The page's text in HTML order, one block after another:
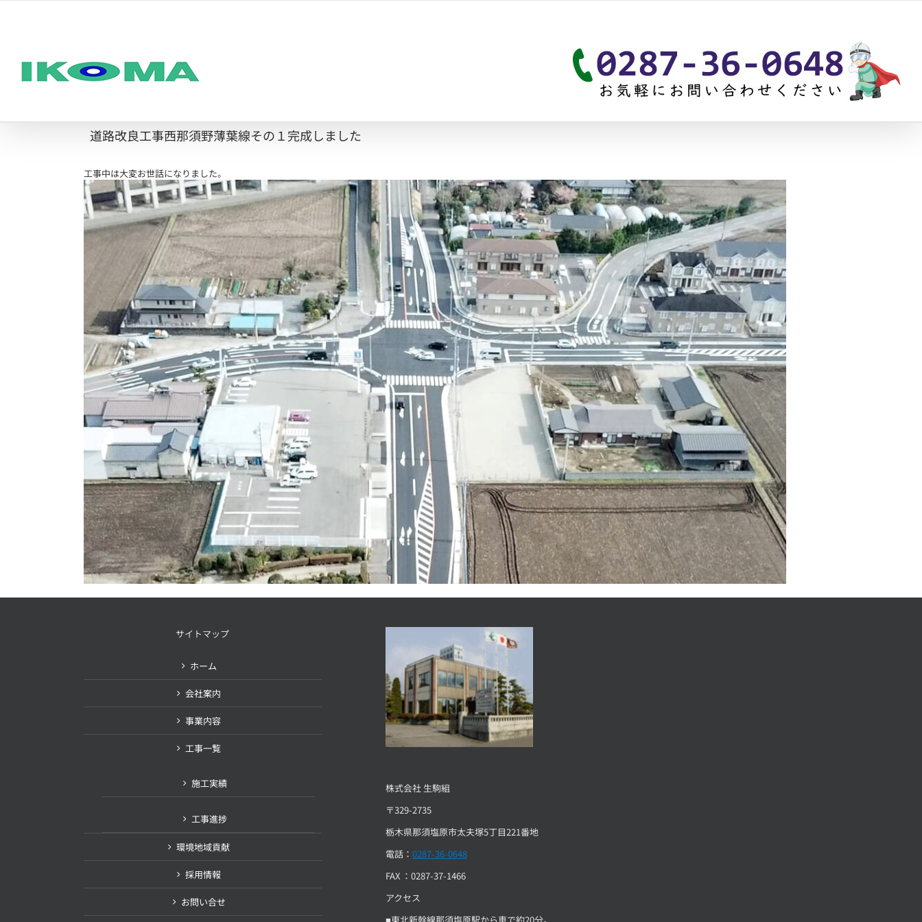
道路改良工事西那須野薄葉線その１完成しました
工事中は大変お世話になりました。
サイトマップ
ホーム
会社案内
事業内容
工事一覧
施工実績
工事進捗
環境地域貢献
採用情報
お問い合せ
株式会社 生駒組
〒329-2735
栃木県那須塩原市太夫塚5丁目221番地
電話： 0287-36-0648
FAX ：0287-37-1466
アクセス